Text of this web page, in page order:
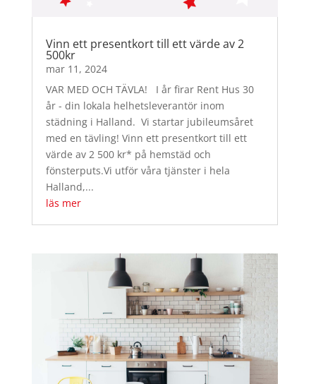
Vinn ett presentkort till ett värde av 2
500kr
mar 11, 2024
VAR MED OCH TÄVLA! I år firar Rent Hus 30
år - din lokala helhetsleverantör inom
städning i Halland. Vi startar jubileumsåret
med en tävling! Vinn ett presentkort till ett
värde av 2 500 kr* på hemstäd och
fönsterputs.Vi utför våra tjänster i hela
Halland,...
läs mer